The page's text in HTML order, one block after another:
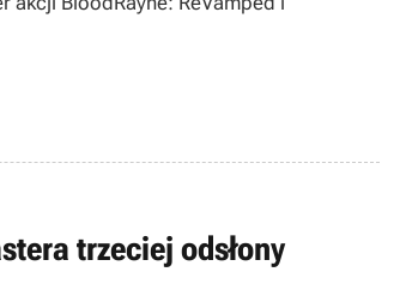
trzeciej odsłony